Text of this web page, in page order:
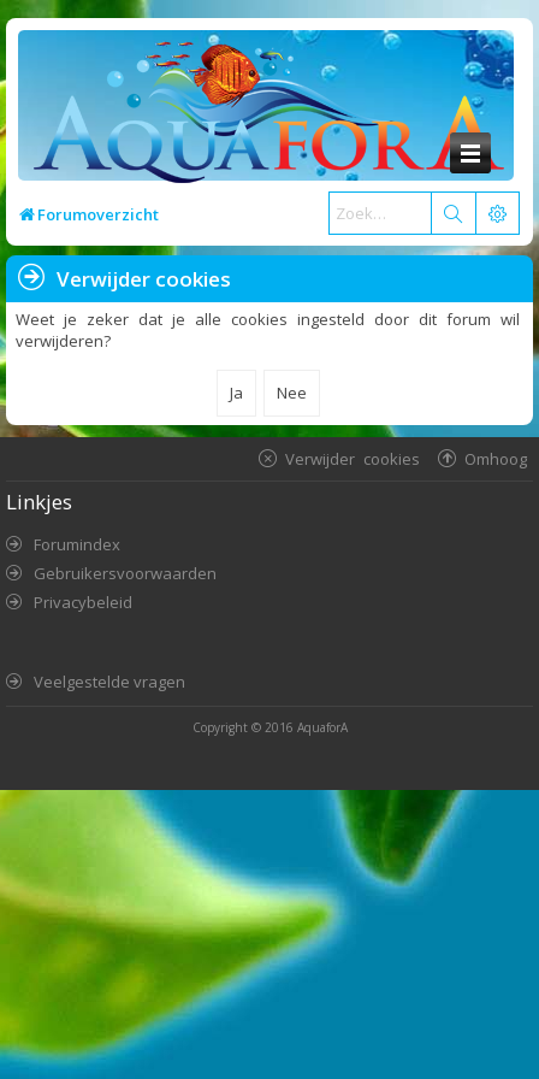
Forumoverzicht
Verwijder cookies
Weet je zeker dat je alle cookies ingesteld door dit forum wil
verwijderen?
Omhoog
Verwijder cookies
Linkjes
Forumindex
Gebruikersvoorwaarden
Privacybeleid
Veelgestelde vragen
Copyright © 2016 AquaforA